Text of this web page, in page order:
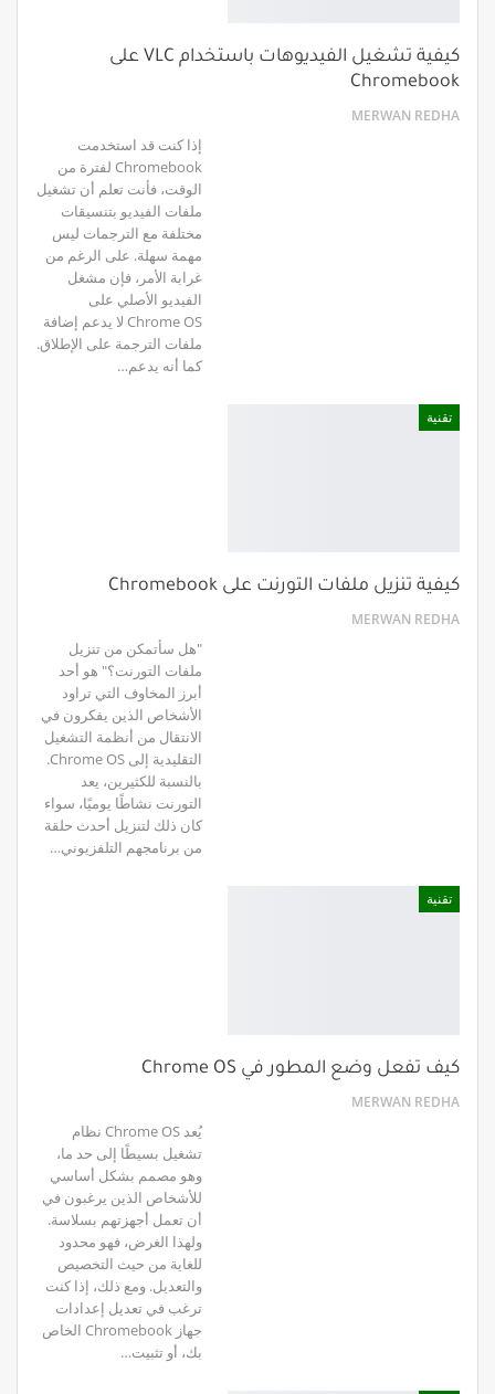
كيفية تشغيل الفيديوهات باستخدام VLC على
Chromebook
MERWAN REDHA
إذا كنت قد استخدمت
Chromebook لفترة من
الوقت، فأنت تعلم أن تشغيل
ملفات الفيديو بتنسيقات
مختلفة مع الترجمات ليس
مهمة سهلة. على الرغم من
غرابة الأمر، فإن مشغل
الفيديو الأصلي على
Chrome OS لا يدعم إضافة
ملفات الترجمة على الإطلاق.
كما أنه يدعم…
تقنية
كيفية تنزيل ملفات التورنت على Chromebook
MERWAN REDHA
"هل سأتمكن من تنزيل
ملفات التورنت؟" هو أحد
أبرز المخاوف التي تراود
الأشخاص الذين يفكرون في
الانتقال من أنظمة التشغيل
التقليدية إلى Chrome OS.
بالنسبة للكثيرين، يعد
التورنت نشاطًا يوميًا، سواء
كان ذلك لتنزيل أحدث حلقة
من برنامجهم التلفزيوني…
تقنية
كيف تفعل وضع المطور في Chrome OS
MERWAN REDHA
يُعد Chrome OS نظام
تشغيل بسيطًا إلى حد ما،
وهو مصمم بشكل أساسي
للأشخاص الذين يرغبون في
أن تعمل أجهزتهم بسلاسة.
ولهذا الغرض، فهو محدود
للغاية من حيث التخصيص
والتعديل. ومع ذلك، إذا كنت
ترغب في تعديل إعدادات
جهاز Chromebook الخاص
بك، أو تثبيت…